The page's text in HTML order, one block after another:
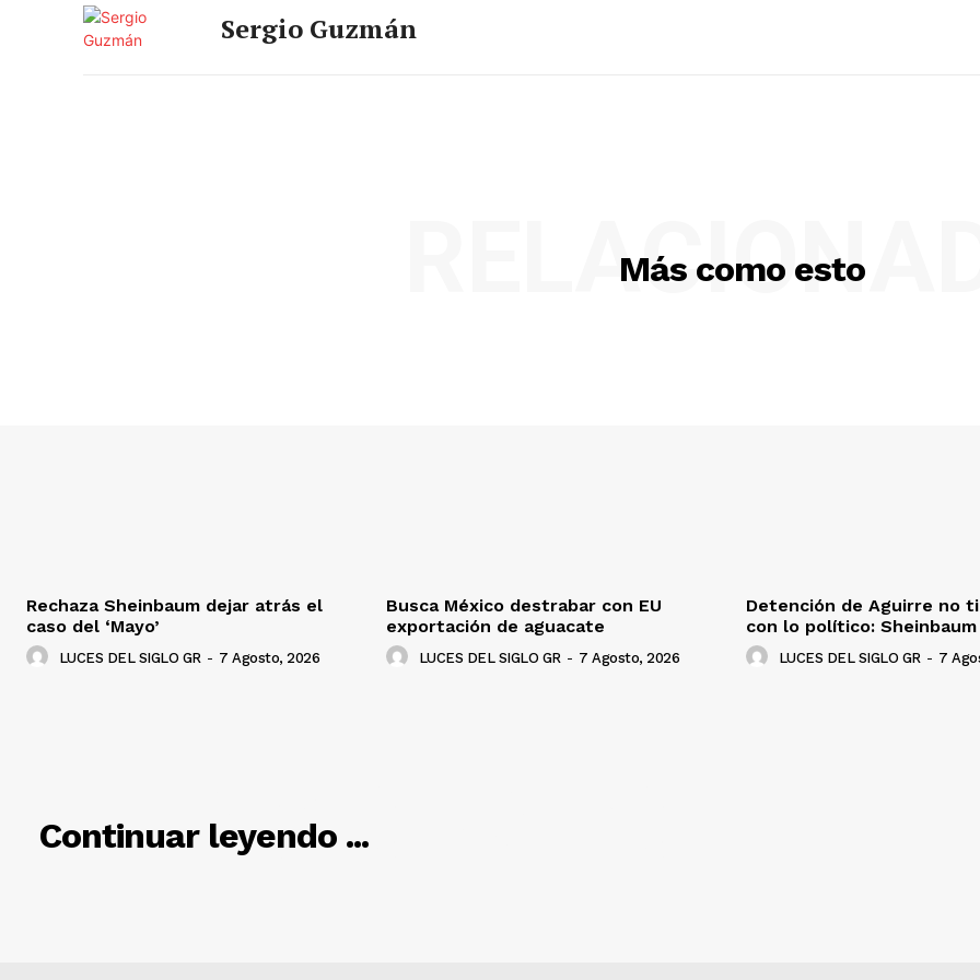
Sergio Guzmán
Más como esto
Rechaza Sheinbaum dejar atrás el
caso del ‘Mayo’
LUCES DEL SIGLO GR - 7 Agosto, 2026
Busca México destrabar con EU
exportación de aguacate
LUCES DEL SIGLO GR - 7 Agosto, 2026
Detención de Aguirre no
con lo político: Sheinbaum
LUCES DEL SIGLO GR - 7
Continuar leyendo ...
RELACIONADO